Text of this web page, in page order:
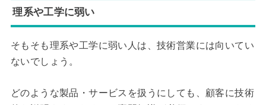
理系や工学に弱い
そもそも理系や工学に弱い人は、技術営業には向いてい
ないでしょう。
どのような製品・サービスを扱うにしても、顧客に技術